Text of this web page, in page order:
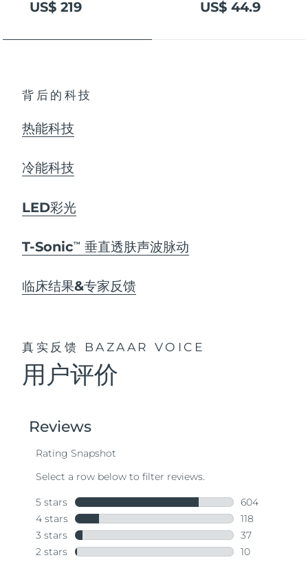
US$ 219 US$ 44.9
背后的科技
热能科技
冷能科技
LED彩光
T-SonicTM 垂直透肤声波脉动
临床结果&专家反馈
真实反馈 BAZAAR VOICE
用户评价